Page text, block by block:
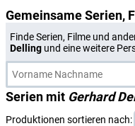
Gemeinsame Serien,
Finde Serien, Filme und
Delling und eine weitere
Serien mit Gerhard
Produktionen sortieren nach: